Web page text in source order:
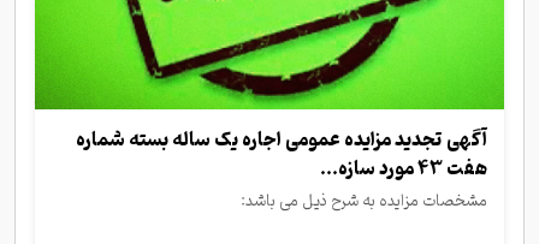
آگهی تجدید مزایده عمومی اجاره یک ساله بسته شماره
هفت 43 مورد سازه...
مشخصات مزایده به شرح ذیل می باشد: